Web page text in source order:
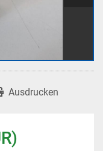
Ausdrucken